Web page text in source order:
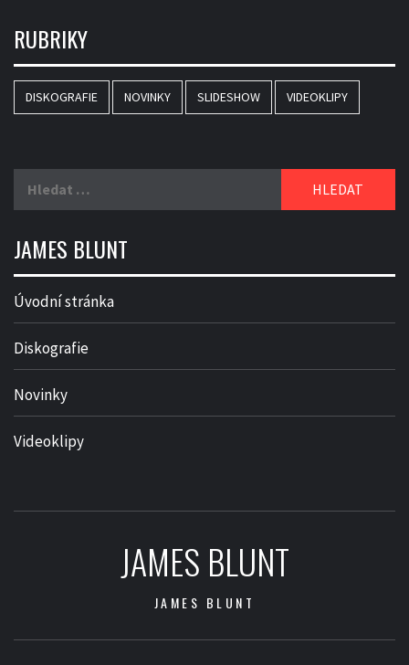
RUBRIKY
DISKOGRAFIE NOVINKY SLIDESHOW VIDEOKLIPY
JAMES BLUNT
Úvodní stránka
Diskografie
Novinky
Videoklipy
JAMES BLUNT
JAMES BLUNT